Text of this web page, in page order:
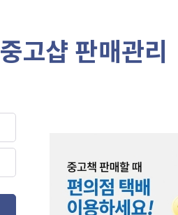
중고샵 판매관리